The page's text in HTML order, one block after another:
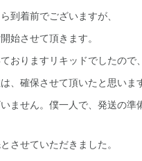
到着前でございますが、
始させて頂きます。
おりますリキッドでしたので、
、確保させて頂いたと思いま
ません。僕一人で、発送の準
させていただきました。